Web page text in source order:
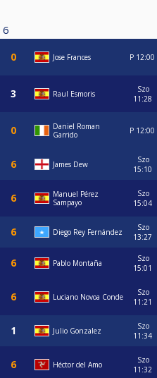
6
Jose Frances P 12:00
Raul Esmoris
Szo
11:28
Daniel Roman
Garrido
P 12:00
James Dew
Szo
15:10
Manuel Pérez
Sampayo
Szo
15:04
Diego Rey Fernández
Szo
13:27
Pablo Montaña
Szo
15:01
Luciano Novoa Conde
Szo
11:21
Julio Gonzalez
Szo
11:34
Héctor del Amo
Szo
11:32